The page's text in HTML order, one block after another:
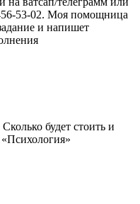
53-02. Моя помощница
и напишет
будет стоить и